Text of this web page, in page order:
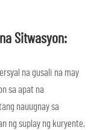
Sitwasyon:
na gusali na may
sa apat na
nauugnay sa
ng suplay ng kuryente,